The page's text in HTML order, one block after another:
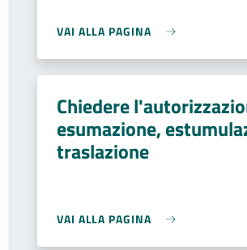
VAI ALLA PAGINA
Chiedere
esumazione,
traslazione
VAI ALLA PAGINA